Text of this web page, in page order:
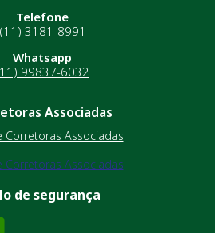
Telefone
(11) 3181-8991
Whatsapp
99837-6032
Associadas
Corretoras Associadas
Corretoras Associadas
de segurança